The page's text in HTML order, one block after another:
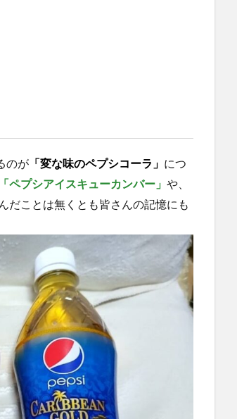
のが 「変な味のペプシコーラ」 につ
ペプシアイスキューカンバー」 や、
だことは無くとも皆さんの記憶にも
ュー ウィルキンソン エピス
カルディドライクラフトコーラ キハダコーラ
コーラとハンバーガー コーラの実
ーラ SDGs
検索